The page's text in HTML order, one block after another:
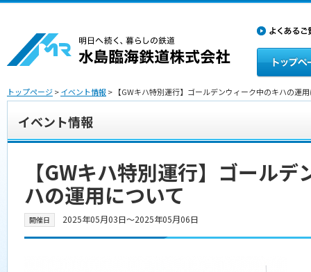
トップページ>イベント情報> 【GWキハ特別運行】ゴールデンウィーク中のキハの運
イベント情報
【GWキハ特別運行】ゴール
ハの運用について
開催日 2025年05月03日〜2025年05月06日